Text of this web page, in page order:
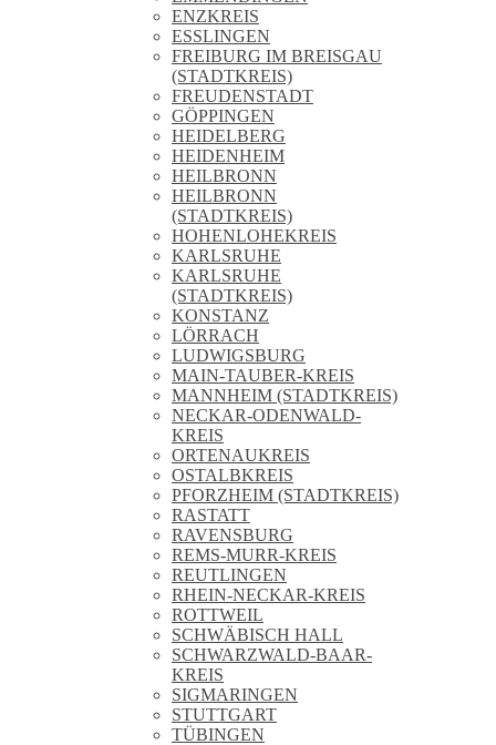
ENZKREIS
ESSLINGEN
FREIBURG IM BREISGAU
(STADTKREIS)
FREUDENSTADT
GÖPPINGEN
HEIDELBERG
HEIDENHEIM
HEILBRONN
HEILBRONN
(STADTKREIS)
HOHENLOHEKREIS
KARLSRUHE
KARLSRUHE
(STADTKREIS)
KONSTANZ
LÖRRACH
LUDWIGSBURG
MAIN-TAUBER-KREIS
MANNHEIM (STADTKREIS)
NECKAR-ODENWALD-
KREIS
ORTENAUKREIS
OSTALBKREIS
PFORZHEIM (STADTKREIS)
RASTATT
RAVENSBURG
REMS-MURR-KREIS
REUTLINGEN
RHEIN-NECKAR-KREIS
ROTTWEIL
SCHWÄBISCH HALL
SCHWARZWALD-BAAR-
KREIS
SIGMARINGEN
STUTTGART
TÜBINGEN